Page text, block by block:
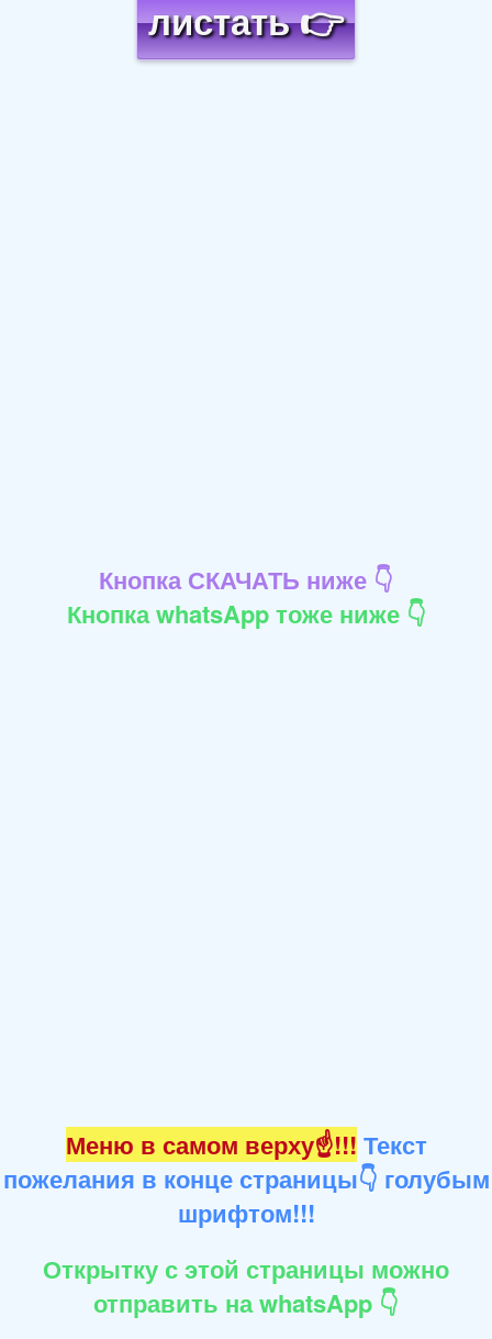
листать 👉
Кнопка СКАЧАТЬ ниже 👇
Кнопка whatsApp тоже ниже 👇
Меню в самом верху☝!!! Текст
пожелания в конце страницы👇 голубым
шрифтом!!!
Открытку с этой страницы можно
отправить на whatsApp 👇